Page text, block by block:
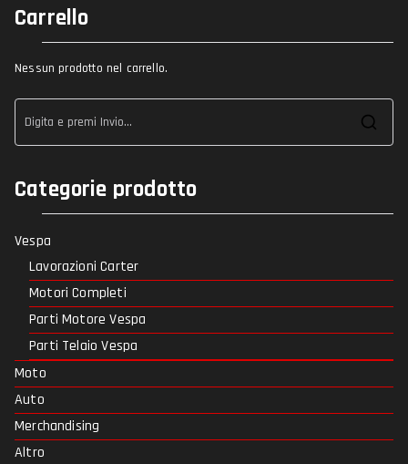
Carrello
Nessun prodotto nel carrello.
Categorie prodotto
Vespa
Lavorazioni Carter
Motori Completi
Parti Motore Vespa
Parti Telaio Vespa
Moto
Auto
Merchandising
Altro